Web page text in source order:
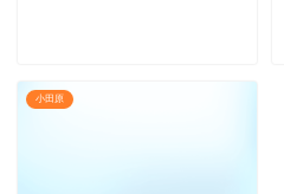
小田原